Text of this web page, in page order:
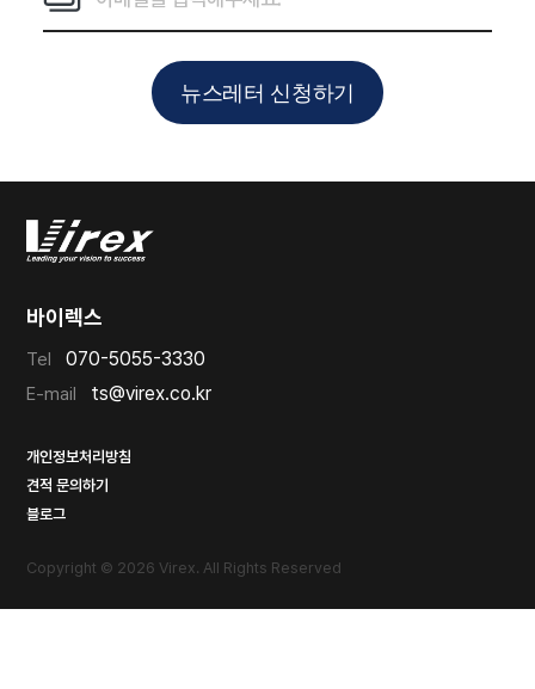
뉴스레터 신청하기
바이렉스
Tel 070-5055-3330
E-mail ts@virex.co.kr
개인정보처리방침
견적 문의하기
블로그
Copyright © 2026 Virex. All Rights Reserved